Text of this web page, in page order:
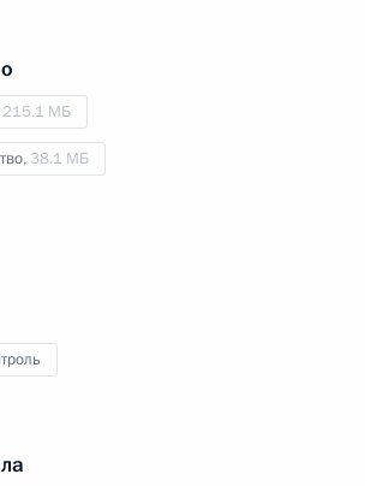
215.1 МБ
38.1 МБ